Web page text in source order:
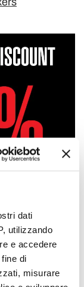
dati
utilizzando
e accedere
di
misurare
now!